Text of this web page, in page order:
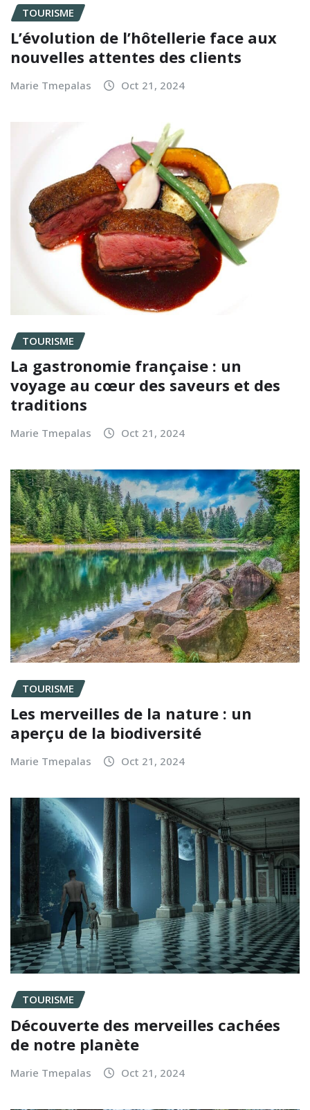
TOURISME
L’évolution de l’hôtellerie face aux
nouvelles attentes des clients
Marie Tmepalas Oct 21, 2024
TOURISME
La gastronomie française : un
voyage au cœur des saveurs et des
traditions
Marie Tmepalas Oct 21, 2024
TOURISME
Les merveilles de la nature : un
aperçu de la biodiversité
Marie Tmepalas Oct 21, 2024
TOURISME
Découverte des merveilles cachées
de notre planète
Marie Tmepalas Oct 21, 2024